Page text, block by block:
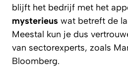
blijft het bedrijf met het
mysterieus wat betreft de
Meestal kun je dus
van sectorexperts, zoals
Bloomberg.